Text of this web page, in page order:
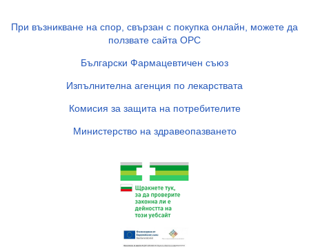
При възникване на спор, свързан с покупка онлайн, можете да
ползвате сайта ОРС
Български Фармацевтичен съюз
Изпълнителна агенция по лекарствата
Комисия за защита на потребителите
Министерство на здравеопазването